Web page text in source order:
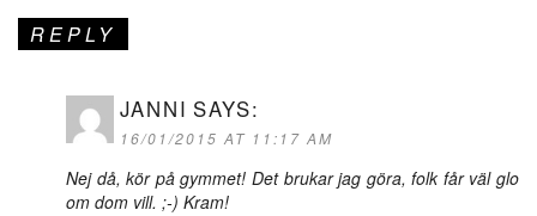
REPLY
JANNI SAYS:
16/01/2015 AT 11:17 AM
Nej då, kör på gymmet! Det brukar jag göra, folk får väl glo
om dom vill. ;-) Kram!